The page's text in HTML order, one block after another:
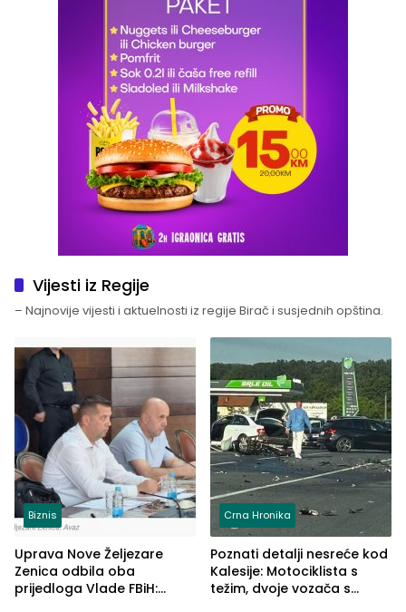
Vijesti iz Regije
– Najnovije vijesti i aktuelnosti iz regije Birač i susjednih opština.
Biznis
Uprava Nove Željezare
Zenica odbila oba
prijedloga Vlade FBiH:
Crna Hronika
Poznati detalji nesreće kod
Kalesije: Motociklista s
težim, dvoje vozača s